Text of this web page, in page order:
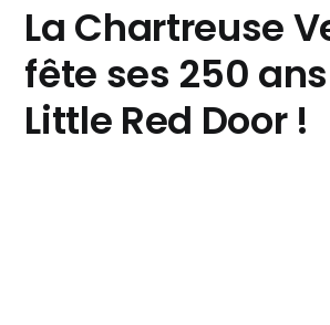
La Chartreuse
fête ses 250
Little Red Door !